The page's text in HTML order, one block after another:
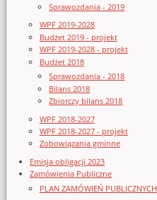
Sprawozdania - 2019
WPF 2019-2028
Budżet 2019 - projekt
WPF 2019-2028 - projekt
Budżet 2018
Sprawozdania - 2018
Bilans 2018
Zbiorczy bilans 2018
WPF 2018-2027
WPF 2018-2027 - projekt
Zobowiązania gminne
Emisja obligacji 2023
Zamówienia Publiczne
PLAN ZAMÓWIEŃ PUBLICZNYCH